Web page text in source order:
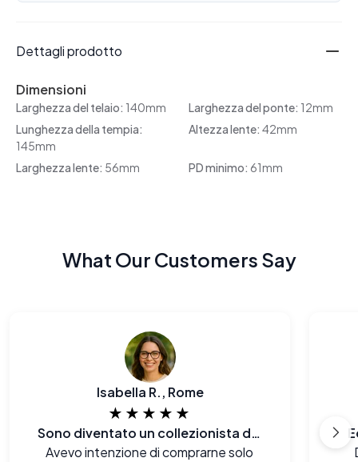
Dettagli prodotto
Dimensioni
Larghezza del telaio: 140mm Larghezza del ponte: 12mm
Lunghezza della tempia:
145mm
Altezza lente: 42mm
Larghezza lente: 56mm PD minimo: 61mm
What Our Customers Say
Isabella R., Rome
★★★★★
Sono diventato un collezionista di occhiali per caso.
Avevo intenzione di comprarne solo